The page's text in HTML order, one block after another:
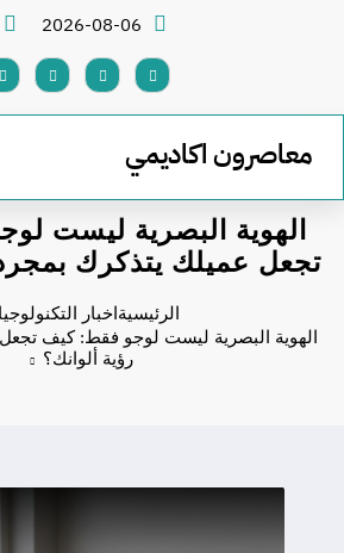
2026-08-06
معاصرون اكاديمي
الهوية البصرية ليست
تجعل عميلك يتذكرك بمجرد
الرئيسية اخبار التكنولوجيا
الهوية البصرية ليست لوجو فقط: كيف
رؤية ألوانك؟